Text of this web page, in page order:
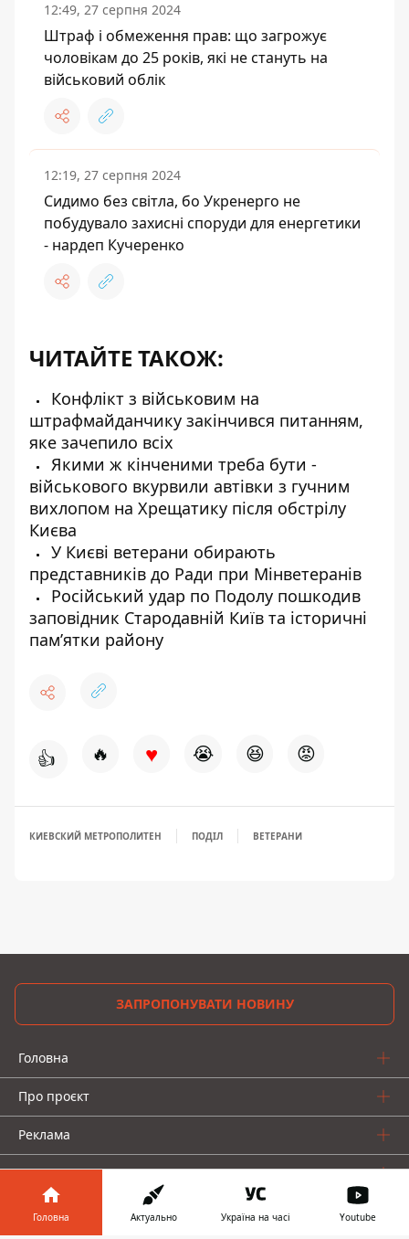
12:49, 27 серпня 2024
Штраф і обмеження прав: що загрожує
чоловікам до 25 років, які не стануть на
військовий облік
12:19, 27 серпня 2024
Сидимо без світла, бо Укренерго не
побудувало захисні споруди для енергетики
- нардеп Кучеренко
ЧИТАЙТЕ ТАКОЖ:
Конфлікт з військовим на
штрафмайданчику закінчився питанням,
яке зачепило всіх
Якими ж кінченими треба бути -
військового вкурвили автівки з гучним
вихлопом на Хрещатику після обстрілу
Києва
У Києві ветерани обирають
представників до Ради при Мінветеранів
Російський удар по Подолу пошкодив
заповідник Стародавній Київ та історичні
пам’ятки району
👍 🔥 ♥ 😭 😆 😡
КИЕВСКИЙ МЕТРОПОЛИТЕН ПОДІЛ ВЕТЕРАНИ
ЗАПРОПОНУВАТИ НОВИНУ
Головна
Про проєкт
Реклама
Про нас
Головна Актуально Україна на часі Youtube